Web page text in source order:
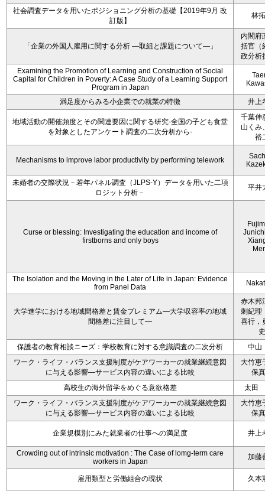
社会調査データを用いたポジショニング分析の基礎【2019年9月 改
訂版】
林
「企業の外国人雇用に関する分析 ―取組と課題について―」
内閣府
括官（
政分析
Examining the Promotion of Learning and Construction of Social
Capital for Children in Poverty: A Case Study of a Learning Support
Program in Japan
満足度からみる小企業での就業の特徴 井上
地域活動の開催頻度とその関連要因に関する研究-全国の子ども食堂
を対象としたアンケート調査の二次分析から-
千葉伸
山くみ
裕
Mechanisms to improve labor productivity by performing telework
未婚者の交際状況－若年パネル調査（JLPS-Y）データを用いた二項
ロジット分析－
平井
Curse or blessing: Investigating the education and income of
firstborns and only boys
The Isolation and the Moving in the Later of Life in Japan: Evidence
from Panel Data
大学進学における地域間格差と賃金プレミアム―大学収容率の地域
間格差に注目して―
赤木邦
刺紀理
喜行，
史
保護者の教育相談ニーズ：学校教育に対する意識調査の二次分析
中
ワーク・ライフ・バランス支援制度がケアワーカーの就業継続意図
に与える影響―サービス内容の違いによる比較
大竹恵
保
高校生の海外留学をめぐる意欲格差
太田
ワーク・ライフ・バランス支援制度がケアワーカーの就業継続意図
に与える影響―サービス内容の違いによる比較
大竹恵
保
企業規模別にみた就業者の仕事への満足度 井上
Crowding out of intrinsic motivation : The Case of lomg-term care
workers in Japan
加藤
雇用類型と労働組合の現状 久本